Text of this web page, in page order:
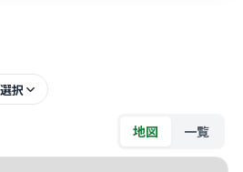
択
地図 一覧